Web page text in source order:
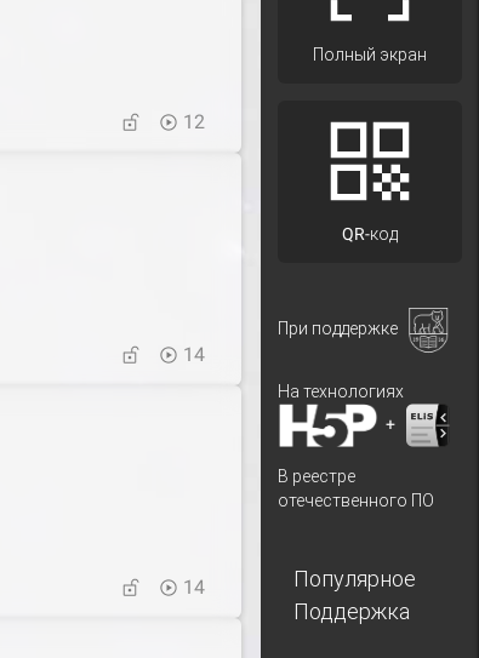
12
14
14
Полный экран
QR-код
При поддержке
На технологиях
+
В реестре
отечественного ПО
Популярное
Поддержка